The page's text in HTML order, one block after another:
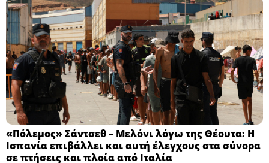
«Πόλεμος» Σάντσεθ – Μελόνι λόγω της Θέουτα: Η
Ισπανία επιβάλλει και αυτή έλεγχους στα σύνορα
σε πτήσεις και πλοία από Ιταλία